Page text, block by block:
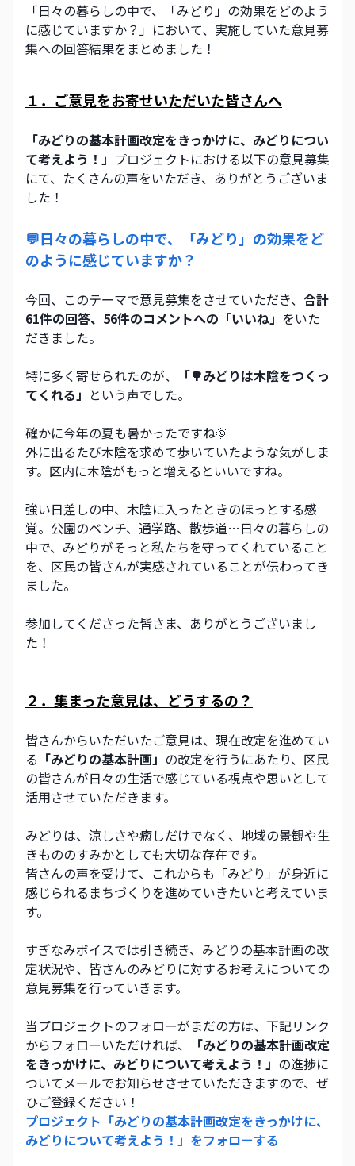
「日々の暮らしの中で、「みどり」の効果をどのよう
に感じていますか？」において、実施していた意見募
集への回答結果をまとめました！
１．ご意見をお寄せいただいた皆さんへ
「みどりの基本計画改定をきっかけに、みどりについ
て考えよう！」 プロジェクトにおける以下の意見募集
にて、たくさんの声をいただき、ありがとうございま
した！
💬日々の暮らしの中で、「みどり」の効果をど
のように感じていますか？
今回、このテーマで意見募集をさせていただき、 合計
61件の回答、56件のコメントへの「いいね」 をいた
だきました。
特に多く寄せられたのが、
「🌳みどりは木陰をつくっ
てくれる」 という声でした。
確かに今年の夏も暑かったですね🌞
外に出るたび木陰を求めて歩いていたような気がしま
す。区内に木陰がもっと増えるといいですね。
強い日差しの中、木陰に入ったときのほっとする感
覚。公園のベンチ、通学路、散歩道…日々の暮らしの
中で、みどりがそっと私たちを守ってくれていること
を、区民の皆さんが実感されていることが伝わってき
ました。
参加してくださった皆さま、ありがとうございまし
た！
２．集まった意見は、どうするの？
皆さんからいただいたご意見は、現在改定を進めてい
る 「みどりの基本計画」 の改定を行うにあたり、区民
の皆さんが日々の生活で感じている視点や思いとして
活用させていただきます。
みどりは、涼しさや癒しだけでなく、地域の景観や生
きもののすみかとしても大切な存在です。
皆さんの声を受けて、これからも「みどり」が身近に
感じられるまちづくりを進めていきたいと考えていま
す。
すぎなみボイスでは引き続き、みどりの基本計画の改
定状況や、皆さんのみどりに対するお考えについての
意見募集を行っていきます。
当プロジェクトのフォローがまだの方は、下記リンク
からフォローいただければ、
「みどりの基本計画改定
をきっかけに、みどりについて考えよう！」 の進捗に
ついてメールでお知らせさせていただきますので、ぜ
ひご登録ください！
プロジェクト「みどりの基本計画改定をきっかけに、
みどりについて考えよう！ 」をフォローする